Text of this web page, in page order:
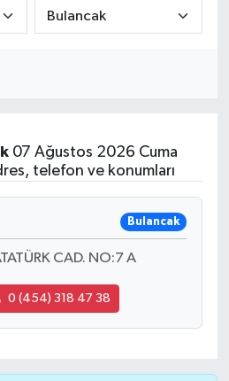
07 Ağustos 2026 Cuma
telefon ve konumları
Bulancak
CAD. NO:7 A
0 (454) 318 47 38